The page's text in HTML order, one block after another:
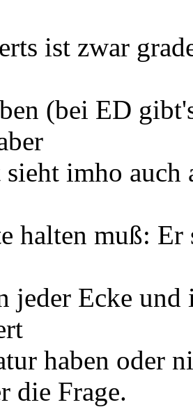
ist zwar
(bei ED
imho auch
halten muß:
jeder Ecke und
haben oder
die Frage.